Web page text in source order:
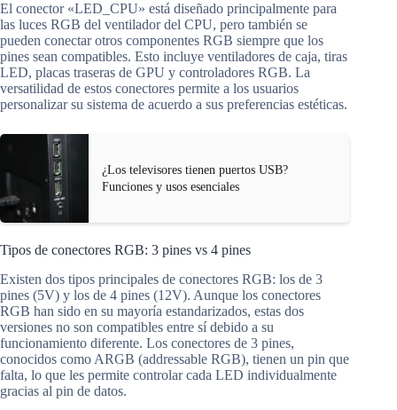
El conector «LED_CPU» está diseñado principalmente para
las luces RGB del ventilador del CPU, pero también se
pueden conectar otros componentes RGB siempre que los
pines sean compatibles. Esto incluye ventiladores de caja, tiras
LED, placas traseras de GPU y controladores RGB. La
versatilidad de estos conectores permite a los usuarios
personalizar su sistema de acuerdo a sus preferencias estéticas.
¿Los televisores tienen puertos USB?
Funciones y usos esenciales
Tipos de conectores RGB: 3 pines vs 4 pines
Existen dos tipos principales de conectores RGB: los de 3
pines (5V) y los de 4 pines (12V). Aunque los conectores
RGB han sido en su mayoría estandarizados, estas dos
versiones no son compatibles entre sí debido a su
funcionamiento diferente. Los conectores de 3 pines,
conocidos como ARGB (addressable RGB), tienen un pin que
falta, lo que les permite controlar cada LED individualmente
gracias al pin de datos.